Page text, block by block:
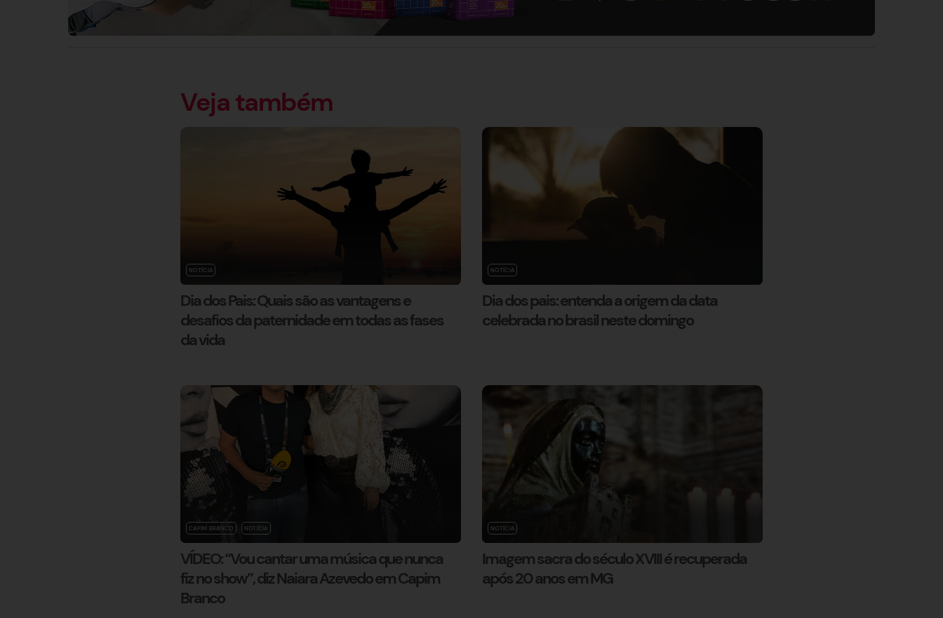
Veja também
NOTÍCIA
Dia dos Pais: Quais são as vantagens e
desafios da paternidade em todas as fases
da vida
NOTÍCIA
Dia dos pais: entenda a origem da data
celebrada no brasil neste domingo
CAPIM BRANCO NOTÍCIA
VÍDEO: “Vou cantar uma música que nunca
fiz no show”, diz Naiara Azevedo em Capim
Branco
NOTÍCIA
Imagem sacra do século XVIII é recuperada
após 20 anos em MG